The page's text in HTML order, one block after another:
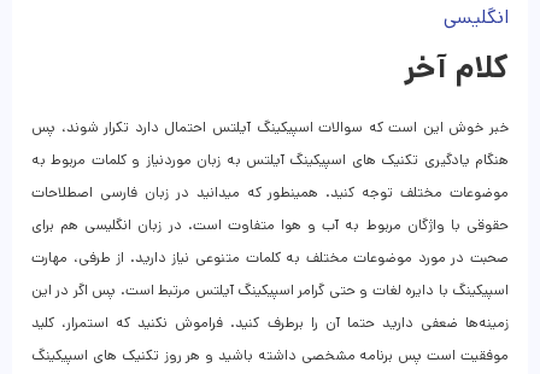
انگلیسی
کلام آخر
خبر خوش این است که سوالات اسپیکینگ آیلتس احتمال دارد تکرار شوند، پس
هنگام یادگیری تکنیک‌ های اسپیکینگ آیلتس به زبان موردنیاز و کلمات مربوط به
موضوعات مختلف توجه کنید. همینطور که میدانید در زبان فارسی اصطلاحات
حقوقی با واژگان مربوط به آب و هوا متفاوت است. در زبان انگلیسی هم برای
صحبت در مورد موضوعات مختلف به کلمات متنوعی نیاز دارید. از طرفی، مهارت
اسپیکینگ با دایره لغات و حتی گرامر اسپیکینگ آیلتس مرتبط است. پس اگر در این
زمینه‌ها ضعفی دارید حتما آن را برطرف کنید. فراموش نکنید که استمرار، کلید
موفقیت است پس برنامه مشخصی داشته باشید و هر روز تکنیک‌ های اسپیکینگ